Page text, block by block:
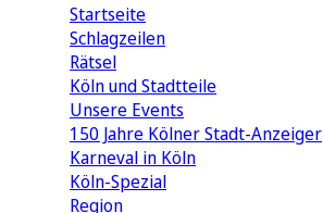
Startseite
Schlagzeilen
Rätsel
Köln und Stadtteile
Unsere Events
150 Jahre Kölner Stadt-Anzeiger
Karneval in Köln
Köln-Spezial
Region